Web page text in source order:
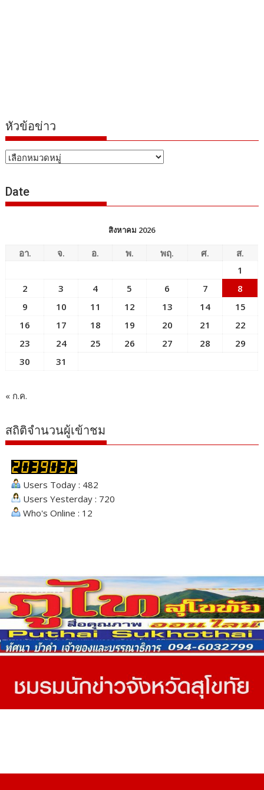
หัวข้อข่าว
หัวข้อ
Date
สิงหาคม 2026
อา. จ. อ. พ. พฤ. ศ.
ส.
1
2
3 4 5 6 7
8
9
10 11 12 13 14
15
16
17 18 19 20 21
22
23
24 25 26 27 28
29
30
31
« ก.ค.
สถิติจำนวนผู้เข้าชม
Users Today : 482
Users Yesterday : 720
Who's Online : 12